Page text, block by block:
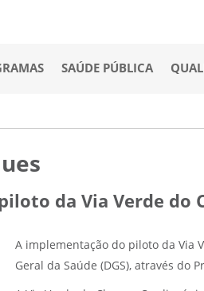
SAÚDE PÚBLICA
da Via Verde
A implementação do piloto da Via
Geral da Saúde (DGS), através do